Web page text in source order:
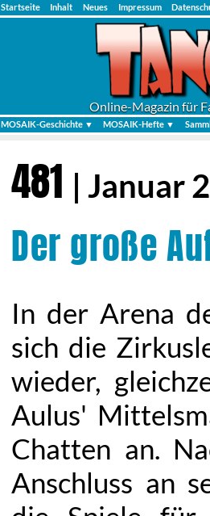
Startseite Inhalt Neues Impressum
Online-Magazin für
MOSAIK-Geschichte ▼ MOSAIK-Hefte ▼
481 | Januar
Der große
In der Arena
sich die
wieder,
Aulus'
Chatten an.
Anschluss an